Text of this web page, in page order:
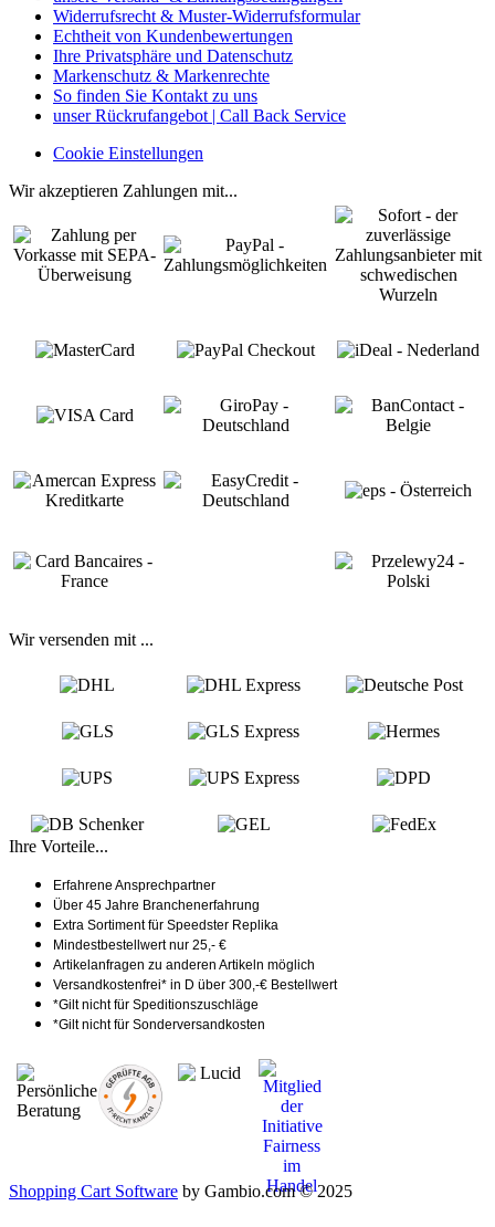
Widerrufsrecht & Muster-Widerrufsformular
Echtheit von Kundenbewertungen
Ihre Privatsphäre und Datenschutz
Markenschutz & Markenrechte
So finden Sie Kontakt zu uns
unser Rückrufangebot | Call Back Service
Cookie Einstellungen
Wir akzeptieren Zahlungen mit...
Wir versenden mit ...
Ihre Vorteile...
Erfahrene Ansprechpartner
Über 45 Jahre Branchenerfahrung
Extra Sortiment für Speedster Replika
Mindestbestellwert nur 25,- €
Artikelanfragen zu anderen Artikeln möglich
Versandkostenfrei* in D über 300,-€ Bestellwert
*Gilt nicht für Speditionszuschläge
*Gilt nicht für Sonderversandkosten
Shopping Cart Software by Gambio.com © 2025